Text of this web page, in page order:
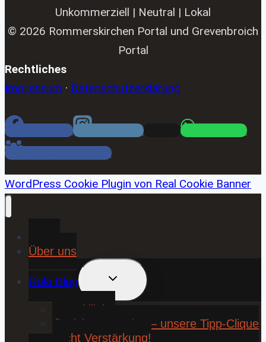
Unkommerziell | Neutral | Lokal
© 2026 Rommerskirchen Portal und Grevenbroich
Portal
Rechtliches
Impressum · Datenschutzerklärung
Facebook Instagram
WhatsApp
Facebook Gruppe
WordPress Cookie Plugin von Real Cookie Banner
Über uns
Roki Blog
UNTERMENÜ
UMSCHALTEN
❤️ Rokiliebe
⚽ KickStart 25/26 – unsere Tipp-Clique
sucht Verstärkung!